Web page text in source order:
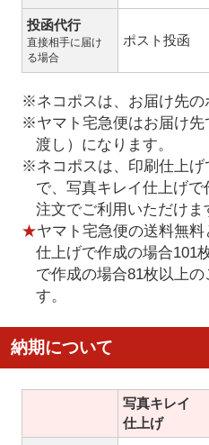
投函代行
直接相手に届け
る場合
ポスト投函
※ネコポスは、お届け先の
※ヤマト宅急便はお届け先
渡し）になります。
※ネコポスは、印刷仕上げ
で、写真キレイ仕上げ
注文でご利用いただけま
★ヤマト宅急便の送料無
仕上げで作成の場合101
で作成の場合81枚以上
す。
納期について
写真キレイ
仕上げ